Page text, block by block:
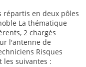
répartis en deux pôles
La thématique
2 chargés
l'antenne de
Risques
les suivantes :